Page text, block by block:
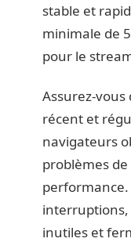
stable et
minimale de
pour le
Assurez-
récent et
navigateurs
problèmes
interruptions,
inutiles et